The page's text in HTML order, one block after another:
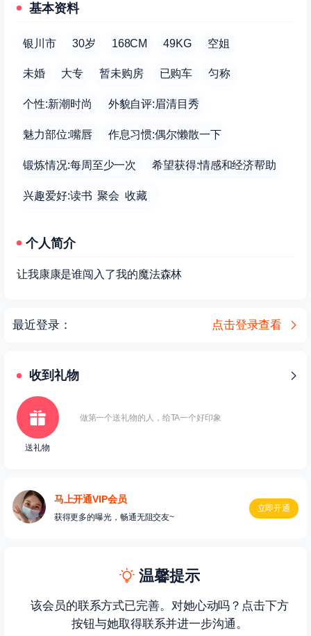
基本资料
银川市 30岁 168CM 49KG 空姐
未婚 大专 暂未购房 已购车 匀称
个性:新潮时尚 外貌自评:眉清目秀
魅力部位:嘴唇 作息习惯:偶尔懒散一下
锻炼情况:每周至少一次 希望获得:情感和经济帮助
兴趣爱好:读书 聚会 收藏
个人简介
让我康康是谁闯入了我的魔法森林
最近登录： 点击登录查看
收到礼物
送礼物
做第一个送礼物的人，给TA一个好印象
马上开通VIP会员
获得更多的曝光，畅通无阻交友~
立即开通
温馨提示
该会员的联系方式已完善。对她心动吗？点击下方
按钮与她取得联系并进一步沟通。